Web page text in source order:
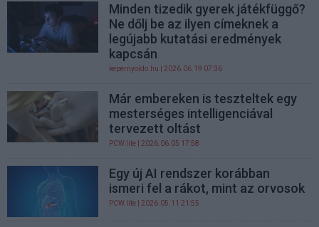
Minden tizedik gyerek játékfüggő?
Ne dőlj be az ilyen címeknek a
legújabb kutatási eredmények
kapcsán
kepernyoido.hu | 2026.06.19 07:36
Már embereken is teszteltek egy
mesterséges intelligenciával
tervezett oltást
PCW.lite | 2026.06.05 17:58
Egy új AI rendszer korábban
ismeri fel a rákot, mint az orvosok
PCW.lite | 2026.05.11 21:55